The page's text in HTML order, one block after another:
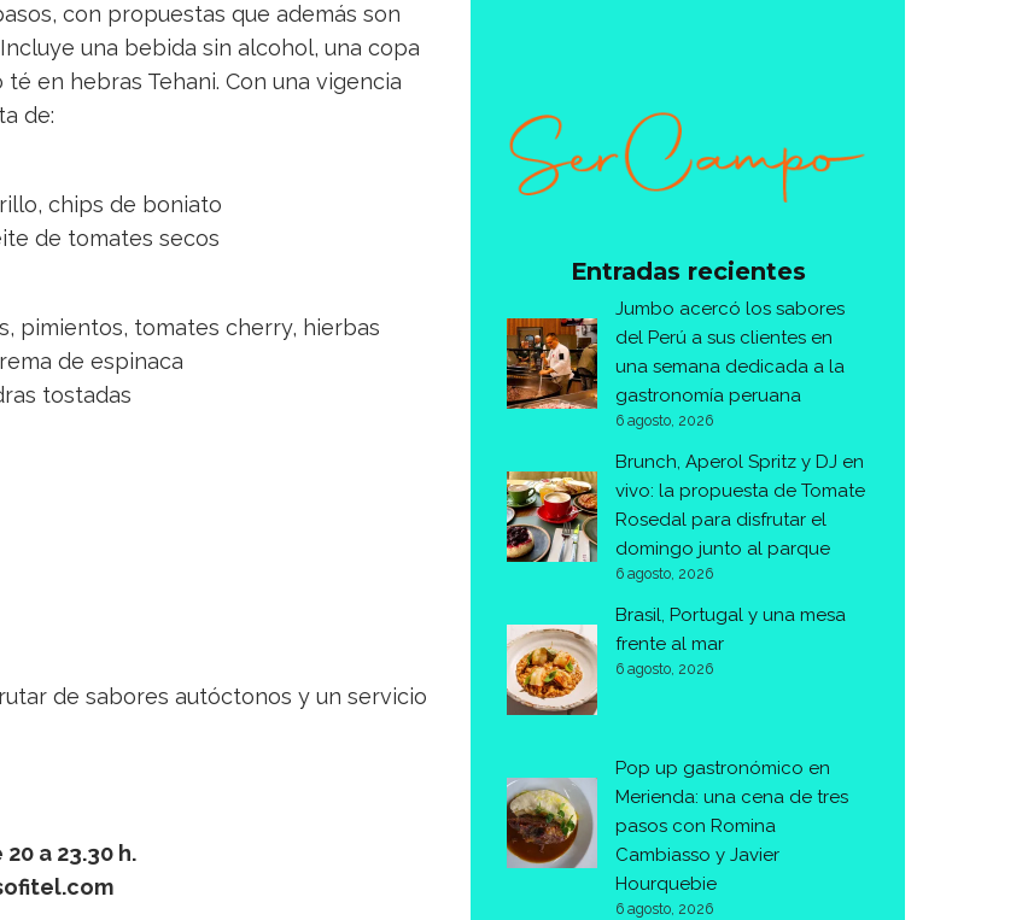
con propuestas que además son
una bebida sin alcohol, una copa
en hebras Tehani. Con una vigencia
de:
chips de boniato
de tomates secos
pimientos, tomates cherry, hierbas
de espinaca
tostadas
de sabores autóctonos y un servicio
a 23.30 h.
Entradas recientes
Jumbo acercó los sabores
del Perú a sus clientes en
una semana dedicada a la
gastronomía peruana
6 agosto, 2026
Brunch, Aperol Spritz y DJ en
vivo: la propuesta de Tomate
Rosedal para disfrutar el
domingo junto al parque
6 agosto, 2026
Brasil, Portugal y una mesa
frente al mar
6 agosto, 2026
Pop up gastronómico en
Merienda: una cena de tres
pasos con Romina
Cambiasso y Javier
Hourquebie
6 agosto, 2026